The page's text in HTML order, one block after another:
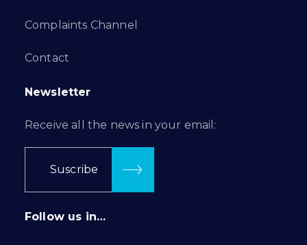
Complaints Channel
Contact
Newsletter
Receive all the news in your email:
Suscribe
Follow us in…